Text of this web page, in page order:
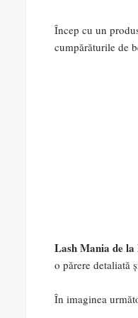
Încep cu un
cumpărăturile de
Lash Mania de la
o părere detaliată
În imaginea